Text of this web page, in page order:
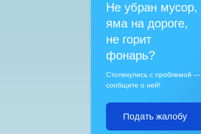
Не убран мусор,
яма на дороге,
не горит
фонарь?
Столкнулись с проблемой —
сообщите о ней!
Подать жалобу